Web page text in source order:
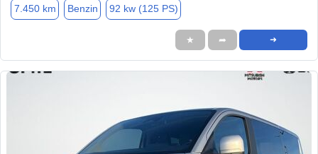
7.450 km Benzin 92 kw (125 PS)
★ ➦ ➜